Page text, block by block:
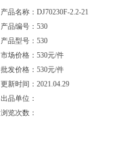
产品名称：DJ70230F-2.2-21
产品编号：530
产品型号：530
市场价格：530元/件
批发价格：530元/件
更新时间：2021.04.29
出品单位：
浏览次数：